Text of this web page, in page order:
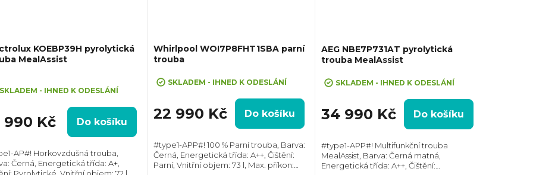
KOEBP39H pyrolytická
MealAssist
SKLADEM - IHNED K ODESLÁNÍ
990 Kč Do košíku
AP#! Horkovzdušná trouba,
Černá, Energetická třída: A+,
Whirlpool WOI7P8FHT1SBA parní
trouba
SKLADEM - IHNED K ODESLÁNÍ
22 990 Kč Do košíku
#type1-APP#! 100 % Parní trouba, Barva:
Černá, Energetická třída: A++, Čištění:
Parní, Vnitřní objem: 73 l, Max. příkon:
AEG NBE7P731AT pyrolytická
trouba MealAssist
SKLADEM - IHNED K ODESLÁNÍ
34 990 Kč Do košíku
#type1-APP#! Multifunkční trouba
MealAssist, Barva: Černá matná,
Energetická třída: A++, Čištění: